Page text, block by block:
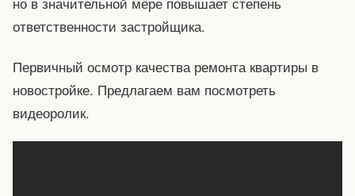
ответственности застройщика.
Первичный осмотр качества ремонта квартиры в
новостройке. Предлагаем вам посмотреть
видеоролик.